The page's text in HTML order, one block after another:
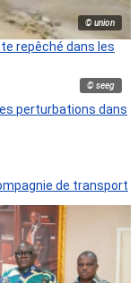
© union
repêché dans les
© seeg
perturbations dans
de transport